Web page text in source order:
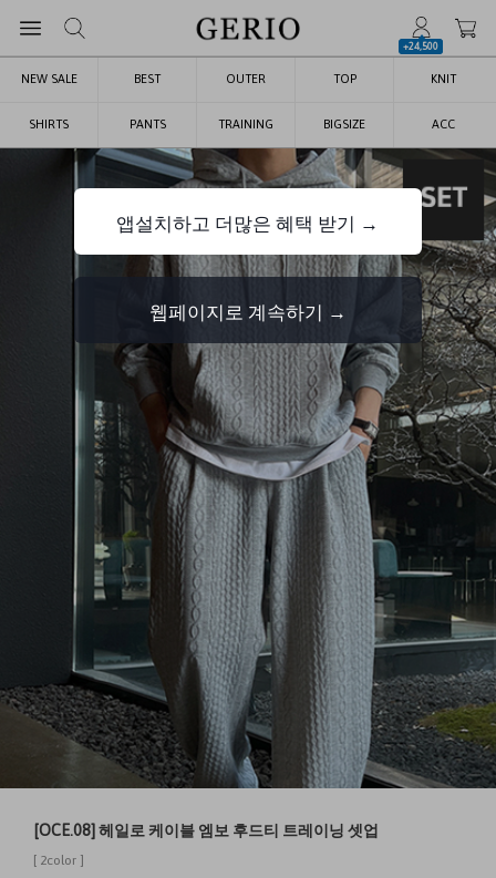
+24,500
NEW SALE BEST OUTER TOP KNIT
SHIRTS PANTS TRAINING BIGSIZE ACC
[OCE.08] 헤일로 케이블 엠보 후드티 트레이닝 셋업
[ 2color ]
앱설치하고 더많은 혜택 받기 →
웹페이지로 계속하기 →